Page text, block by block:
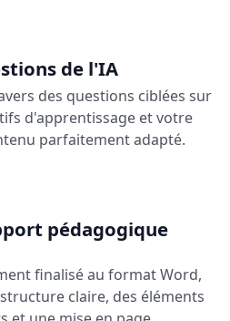
de l'IA
des questions ciblées sur
d'apprentissage et votre
parfaitement adapté.
pédagogique
finalisé au format Word,
claire, des éléments